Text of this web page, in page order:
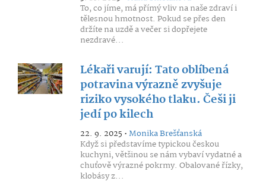
To, co jíme, má přímý vliv na naše zdraví i
tělesnou hmotnost. Pokud se přes den
držíte na uzdě a večer si dopřejete
nezdravé...
Lékaři varují: Tato oblíbená
potravina výrazně zvyšuje
riziko vysokého tlaku. Češi ji
jedí po kilech
22. 9. 2025 •Monika Brešťanská
Když si představíme typickou českou
kuchyni, většinou se nám vybaví vydatné a
chuťově výrazné pokrmy. Obalované řízky,
klobásy z...